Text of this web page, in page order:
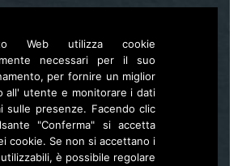
Forest Service
pot 2, SI – 1000 Ljubljana
life.lynx.eu@gmail.com
Wwww.zgs.si
Sitemap
Web utilizza cookie
necessari per il suo
per fornire un miglior
all' utente e monitorare i dati
sulle presenze. Facendo clic
"Conferma" si accetta
cookie. Se non si accettano i
è possibile regolare